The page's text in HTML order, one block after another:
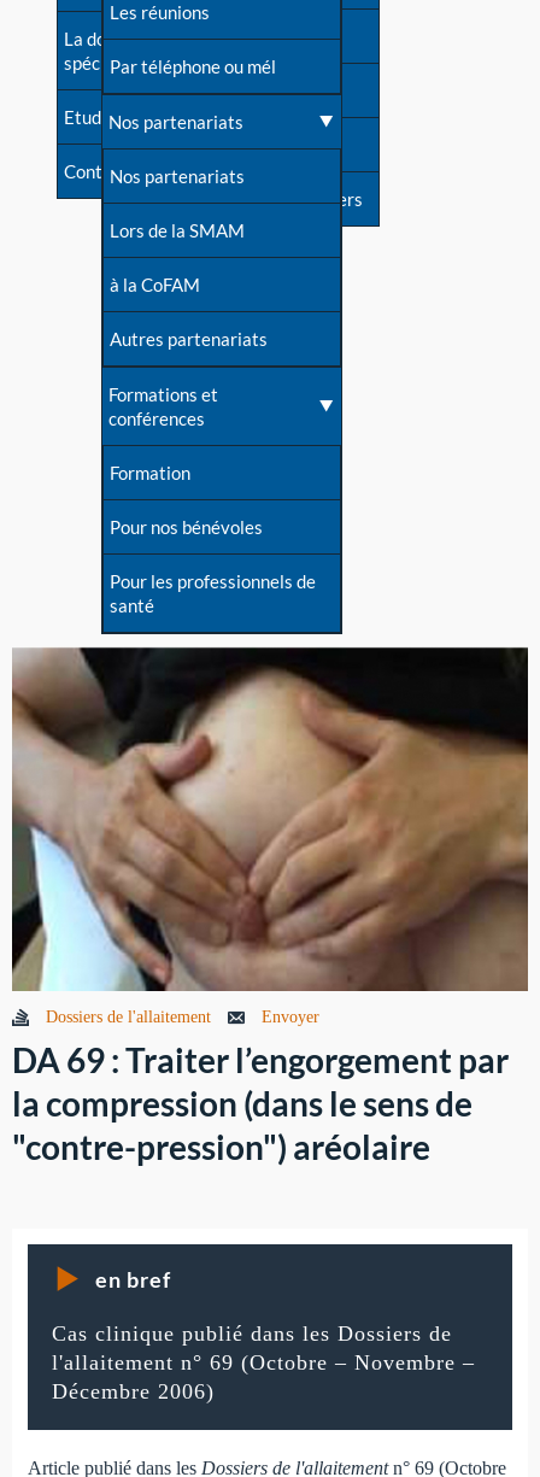
Mythes et vérités
Devenir animatrice ?
Une question sur le site
La documentation
spécialisée
Etudes récentes
Contact
Soutenir LLL
Livre d'or
Forum
S'inscrire à nos newsletters
Les réunions
Par téléphone ou mél
Nos partenariats
Nos partenariats
Lors de la SMAM
à la CoFAM
Autres partenariats
Formations et
conférences
Formation
Pour nos bénévoles
Pour les professionnels de
santé
Dossiers de l'allaitement Envoyer
DA 69 : Traiter l’engorgement par
la compression (dans le sens de
"contre-pression") aréolaire
en bref
Cas clinique publié dans les Dossiers de
l'allaitement n° 69 (Octobre – Novembre –
Décembre 2006)
Article publié dans les Dossiers de l'allaitementn° 69 (Octobre